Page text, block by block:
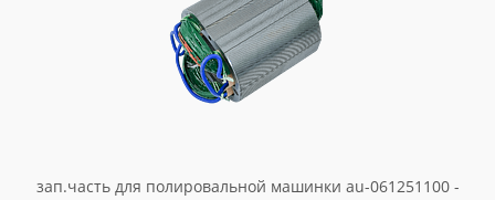
зап.часть для полировальной машинки au-061251100 -